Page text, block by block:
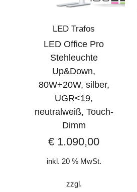
LED Trafos
LED Office Pro
Stehleuchte
Up&Down,
80W+20W, silber,
UGR<19,
neutralweiß, Touch-
Dimm
€ 1.090,00
inkl. 20 % MwSt.
zzgl.